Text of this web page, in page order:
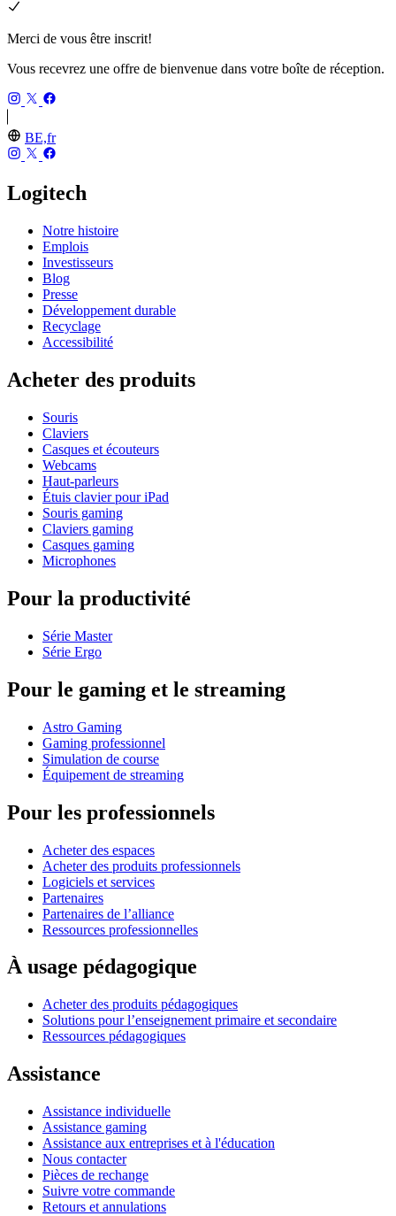
Merci de vous être inscrit!
Vous recevrez une offre de bienvenue dans votre boîte de réception.
BE,fr
Logitech
Notre histoire
Emplois
Investisseurs
Blog
Presse
Développement durable
Recyclage
Accessibilité
Acheter des produits
Souris
Claviers
Casques et écouteurs
Webcams
Haut-parleurs
Étuis clavier pour iPad
Souris gaming
Claviers gaming
Casques gaming
Microphones
Pour la productivité
Série Master
Série Ergo
Pour le gaming et le streaming
Astro Gaming
Gaming professionnel
Simulation de course
Équipement de streaming
Pour les professionnels
Acheter des espaces
Acheter des produits professionnels
Logiciels et services
Partenaires
Partenaires de l’alliance
Ressources professionnelles
À usage pédagogique
Acheter des produits pédagogiques
Solutions pour l’enseignement primaire et secondaire
Ressources pédagogiques
Assistance
Assistance individuelle
Assistance gaming
Assistance aux entreprises et à l'éducation
Nous contacter
Pièces de rechange
Suivre votre commande
Retours et annulations